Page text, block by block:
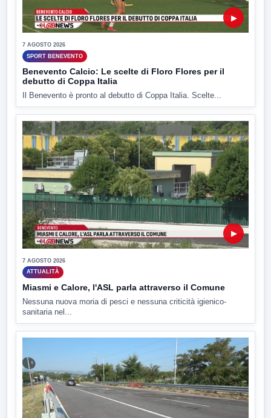
▶
7 AGOSTO 2026
SPORT BENEVENTO
Benevento Calcio: Le scelte di Floro Flores per il
debutto di Coppa Italia
Il Benevento è pronto al debutto di Coppa Italia. Scelte...
▶
7 AGOSTO 2026
ATTUALITÀ
Miasmi e Calore, l'ASL parla attraverso il Comune
Nessuna nuova moria di pesci e nessuna criticità igienico-
sanitaria nel...